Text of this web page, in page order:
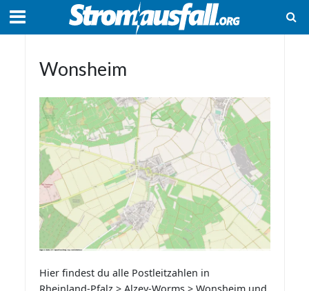
Wonsheim
Hier findest du alle Postleitzahlen in